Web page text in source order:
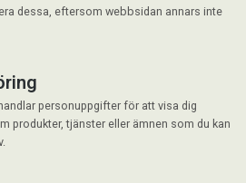
dessa, eftersom webbsidan annars inte
personuppgifter för att visa dig
produkter, tjänster eller ämnen som du kan